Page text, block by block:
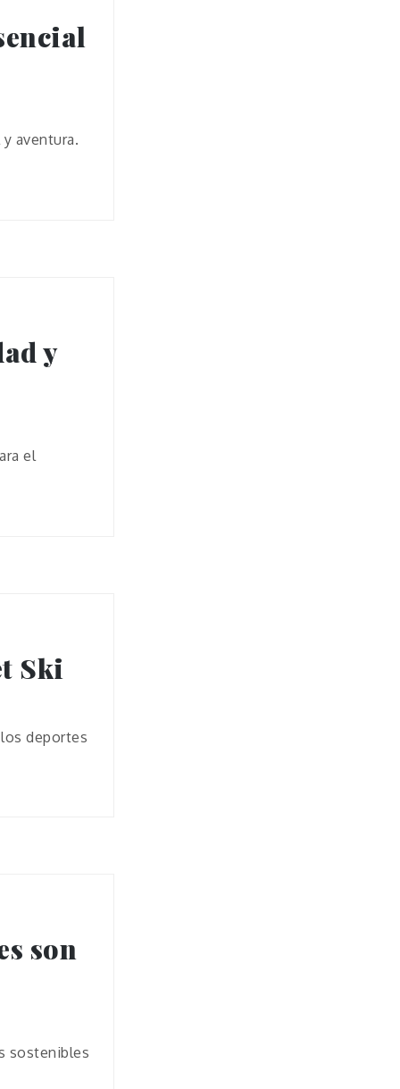
aventura.
y
el
Ski
deportes
son
sostenibles